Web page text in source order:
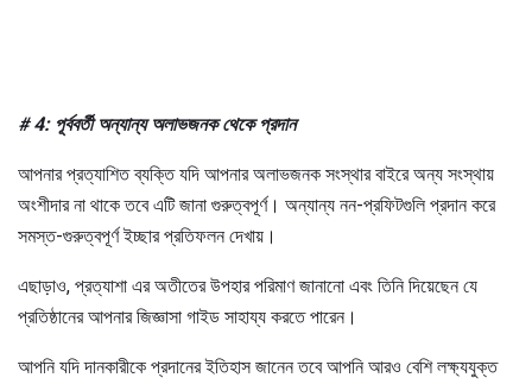
# 4: পূর্ববর্তী অন্যান্য অলাভজনক থেকে প্রদান
আপনার প্রত্যাশিত ব্যক্তি যদি আপনার অলাভজনক সংস্থার বাইরে অন্য সংস্থায়
অংশীদার না থাকে তবে এটি জানা গুরুত্বপূর্ণ। অন্যান্য নন-প্রফিটগুলি প্রদান করে
সমস্ত-গুরুত্বপূর্ণ ইচ্ছার প্রতিফলন দেখায়।
এছাড়াও, প্রত্যাশা এর অতীতের উপহার পরিমাণ জানানো এবং তিনি দিয়েছেন যে
প্রতিষ্ঠানের আপনার জিজ্ঞাসা গাইড সাহায্য করতে পারেন।
আপনি যদি দানকারীকে প্রদানের ইতিহাস জানেন তবে আপনি আরও বেশি লক্ষ্যযুক্ত